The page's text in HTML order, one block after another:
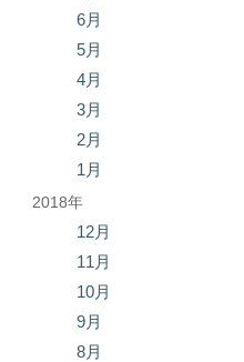
6月
5月
4月
3月
2月
1月
2018年
12月
11月
10月
9月
8月